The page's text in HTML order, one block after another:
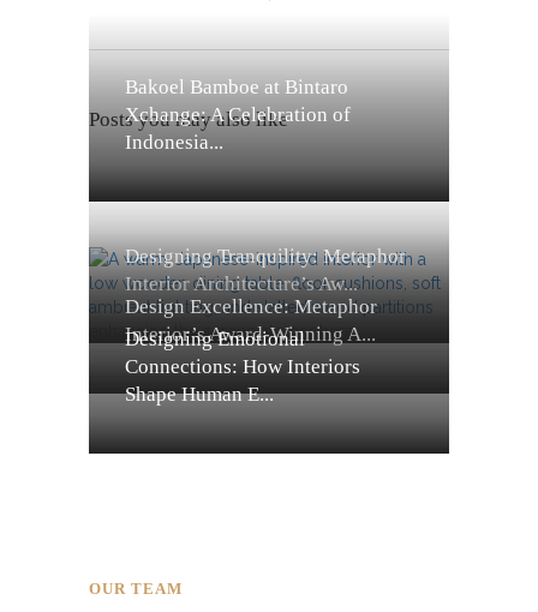
Posts you may also like
Bakoel Bamboe at Bintaro
Xchange: A Celebration of
Indonesia...
Designing Tranquility: Metaphor
Interior Architecture’s Aw...
Design Excellence: Metaphor
Interior’s Award-Winning A...
Designing Emotional
Connections: How Interiors
Shape Human E...
OUR TEAM